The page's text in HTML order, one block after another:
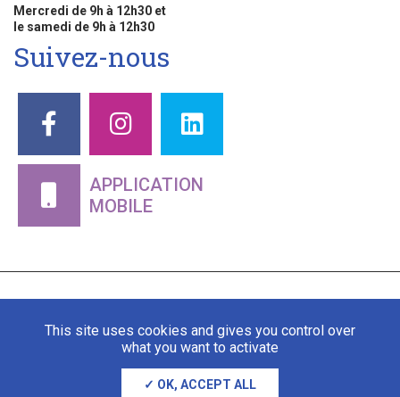
Mercredi de 9h à 12h30 et
le samedi de 9h à 12h30
Suivez-nous
APPLICATION
MOBILE
Mentions légales Gestion des cookies
This site uses cookies and gives you control over
what you want to activate
OK, ACCEPT ALL